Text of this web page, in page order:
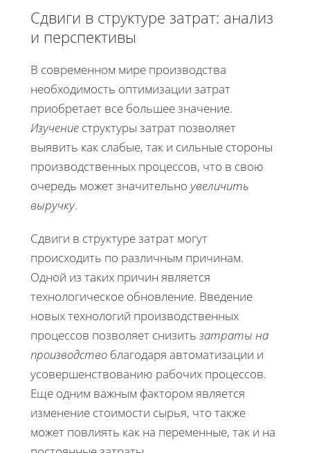
Сдвиги в структуре затрат: анализ
и перспективы
В современном мире производства
необходимость оптимизации затрат
приобретает все большее значение.
Изучение структуры затрат позволяет
выявить как слабые, так и сильные стороны
производственных процессов, что в свою
очередь может значительно увеличить
выручку.
Сдвиги в структуре затрат могут
происходить по различным причинам.
Одной из таких причин является
технологическое обновление. Введение
новых технологий производственных
процессов позволяет снизить затраты на
производство благодаря автоматизации и
усовершенствованию рабочих процессов.
Еще одним важным фактором является
изменение стоимости сырья, что также
может повлиять как на переменные, так и на